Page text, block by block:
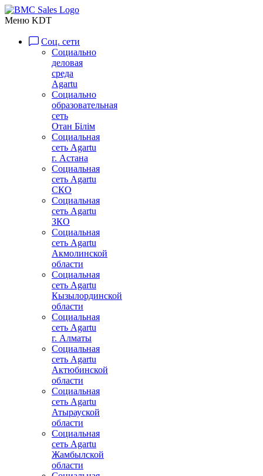
Меню KDT
Соц. сети
Социально
деловая
среда
Agartu
Социально
образовательная
сеть
Отан Бiлiм
Социальная
сеть Agartu
г. Астана
Социальная
сеть Agartu
СКО
Социальная
сеть Agartu
ЗКО
Социальная
сеть Agartu
Акмолинской
области
Социальная
сеть Agartu
Кызылординской
области
Социальная
сеть Agartu
г. Алматы
Социальная
сеть Agartu
Актюбинской
области
Социальная
сеть Agartu
Атырауской
области
Социальная
сеть Agartu
Жамбылской
области